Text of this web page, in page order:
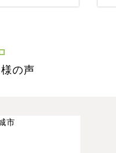
の声